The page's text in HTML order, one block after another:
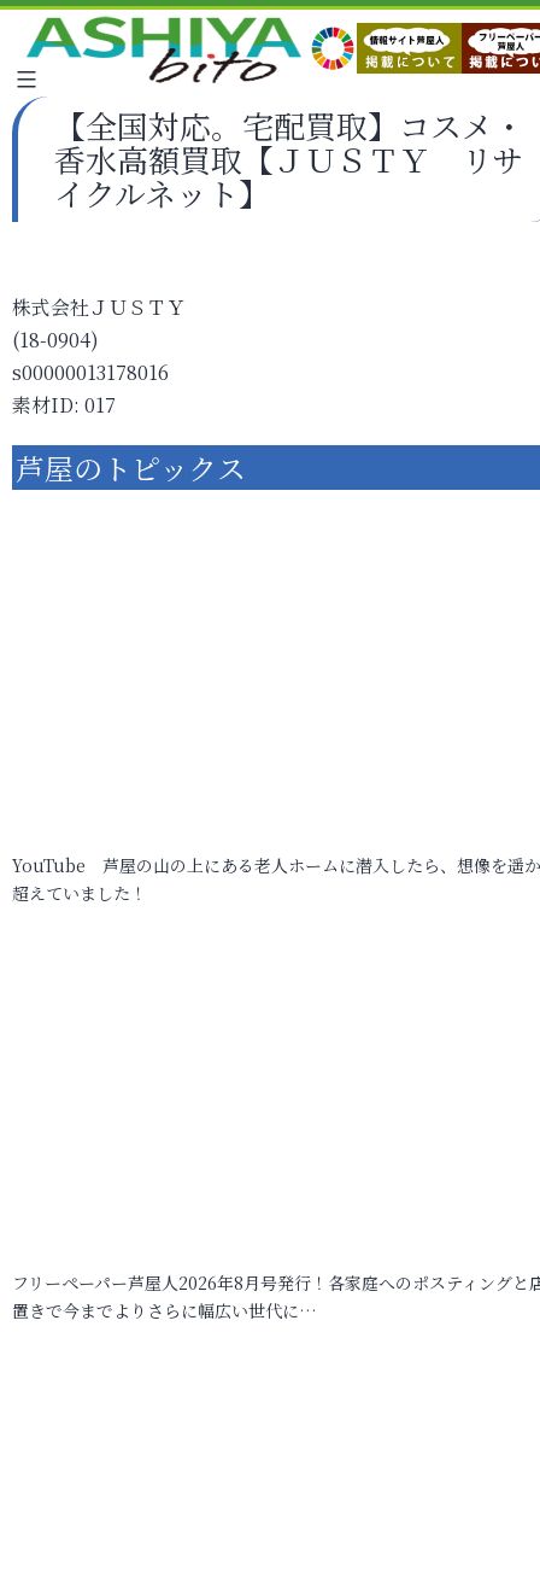
【全国対応。宅配買取】コスメ・
香水高額買取【ＪＵＳＴＹ リサ
イクルネット】
株式会社ＪＵＳＴＹ
(18-0904)
s00000013178016
素材ID: 017
芦屋のトピックス
YouTube 芦屋の山の上にある老人ホームに潜入したら、想像を遥
超えていました！
フリーペーパー芦屋人2026年8月号発行！各家庭へのポスティングと
置きで今までよりさらに幅広い世代に…